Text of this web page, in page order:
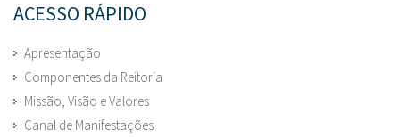
ACESSO RÁPIDO
Apresentação
Componentes da Reitoria
Missão, Visão e Valores
Canal de Manifestações